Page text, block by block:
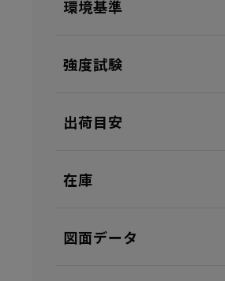
環境基準
強度試験
出荷目安
在庫
図面データ